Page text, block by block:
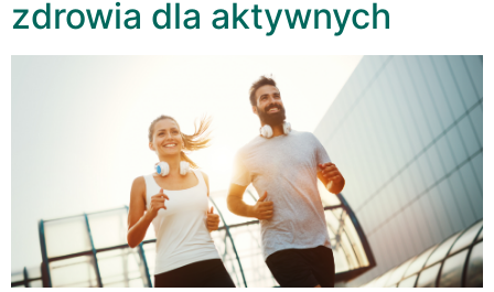
zdrowia dla aktywnych